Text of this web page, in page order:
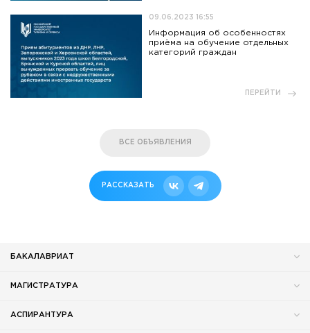
09.06.2023 16:55
Информация об особенностях
приёма на обучение отдельных
категорий граждан
ПЕРЕЙТИ
ВСЕ ОБЪЯВЛЕНИЯ
РАССКАЗАТЬ
БАКАЛАВРИАТ
МАГИСТРАТУРА
АСПИРАНТУРА